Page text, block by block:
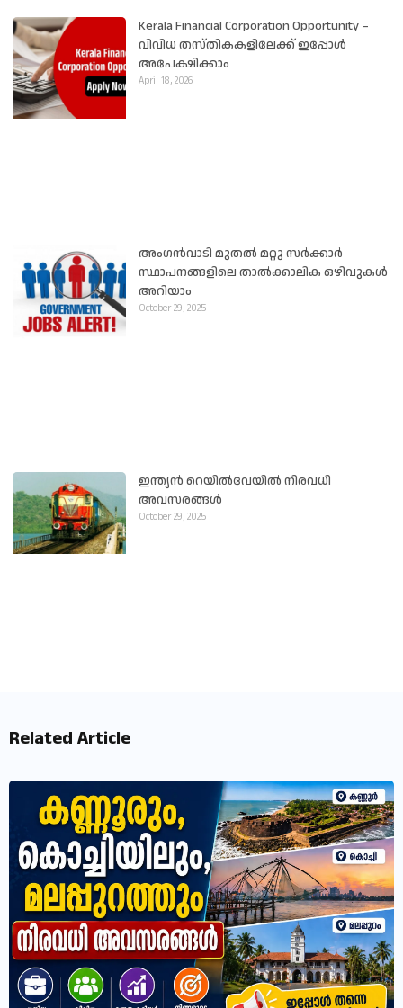
Kerala Financial Corporation Opportunity –
വിവിധ തസ്തികകളിലേക്ക് ഇപ്പോൾ
അപേക്ഷിക്കാം
April 18, 2026
അംഗൻവാടി മുതൽ മറ്റു സർക്കാർ
സ്ഥാപനങ്ങളിലെ താൽക്കാലിക ഒഴിവുകൾ
അറിയാം
October 29, 2025
ഇന്ത്യൻ റെയിൽവേയിൽ നിരവധി
അവസരങ്ങൾ
October 29, 2025
Related Article